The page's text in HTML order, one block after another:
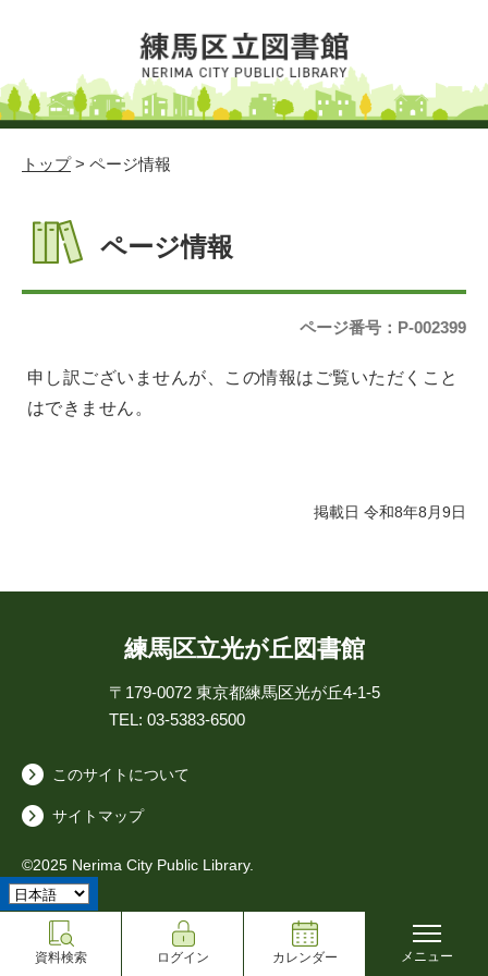
トップ> ページ情報
ページ情報
ページ番号：P-002399
申し訳ございませんが、この情報はご覧いただくこと
はできません。
掲載日 令和8年8月9日
練馬区立光が丘図書館
〒179-0072 東京都練馬区光が丘4-1-5
TEL: 03-5383-6500
このサイトについて
サイトマップ
©2025 Nerima City Public Library.
資料検索 ログイン カレンダー メニュー